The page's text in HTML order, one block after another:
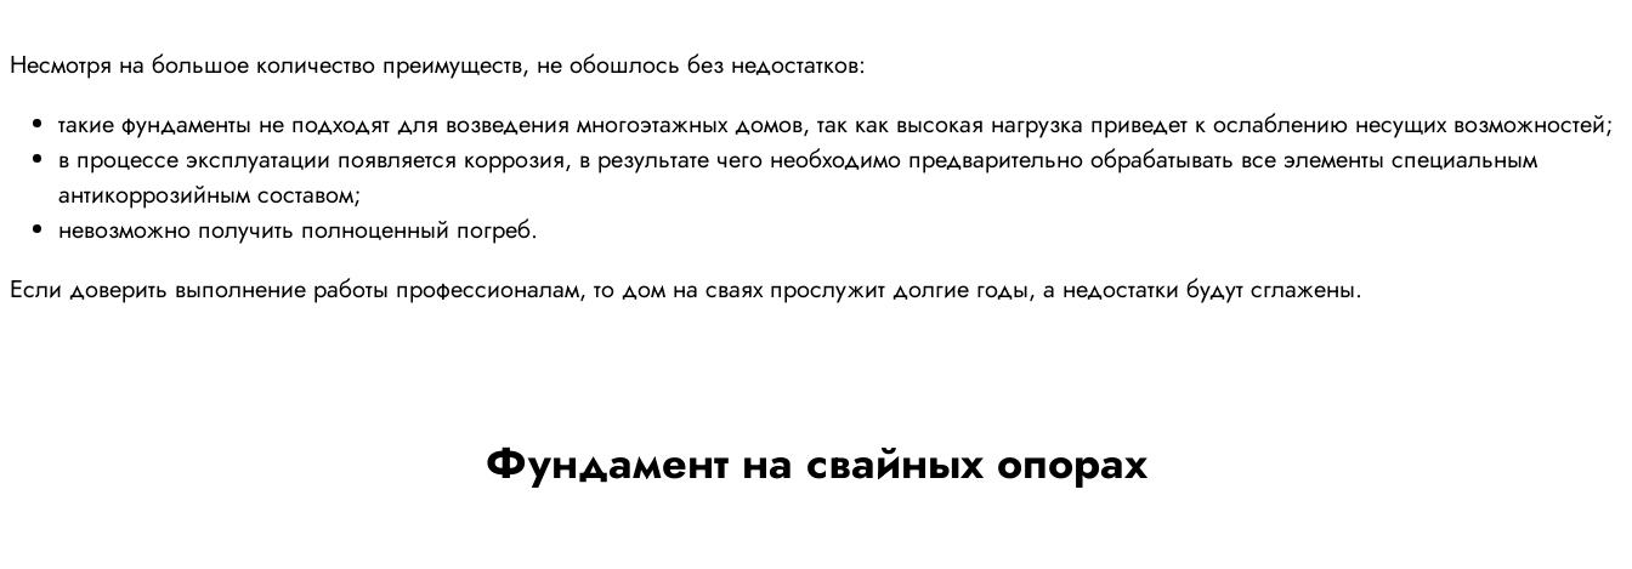
Несмотря на большое количество преимуществ, не обошлось без недостатков:
такие фундаменты не подходят для возведения многоэтажных домов, так как высокая нагрузка приведет к ослаблению несущих возможностей;
в процессе эксплуатации появляется коррозия, в результате чего необходимо предварительно обрабатывать все элементы специальным
антикоррозийным составом;
невозможно получить полноценный погреб.
Если доверить выполнение работы профессионалам, то дом на сваях прослужит долгие годы, а недостатки будут сглажены.
Фундамент на свайных опорах